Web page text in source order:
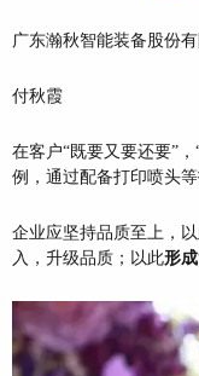
广东瀚秋智能装备股份
付秋霞
在客户“既要又要还要”
例，通过配备打印喷头
企业应坚持品质至上，
入，升级品质；以此形